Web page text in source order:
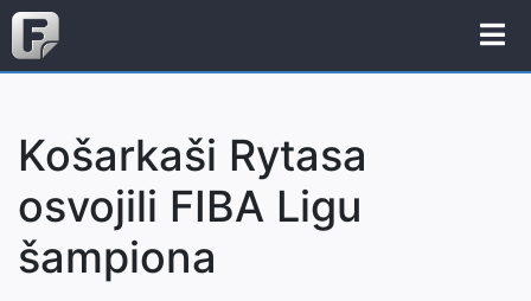
Košarkaši Rytasa
osvojili FIBA Ligu
šampiona